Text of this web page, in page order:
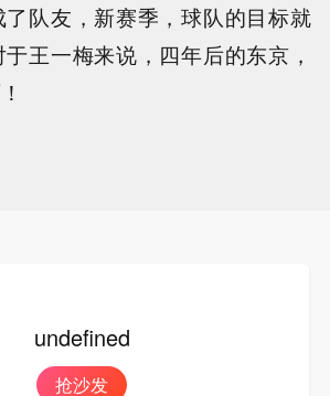
队友，新赛季，球队的目标就
王一梅来说，四年后的东京，
undefined
抢沙发